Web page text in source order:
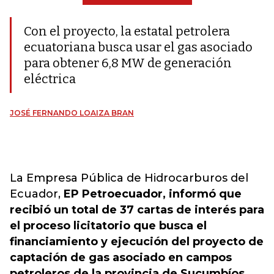
Con el proyecto, la estatal petrolera
ecuatoriana busca usar el gas asociado
para obtener 6,8 MW de generación
eléctrica
JOSÉ FERNANDO LOAIZA BRAN
La Empresa Pública de Hidrocarburos del
Ecuador, EP Petroecuador, informó que
recibió un total de 37 cartas de interés para
el proceso licitatorio que busca el
financiamiento y ejecución del proyecto de
captación de gas asociado en campos